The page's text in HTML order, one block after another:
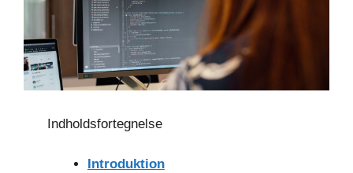
Indholdsfortegnelse
Introduktion